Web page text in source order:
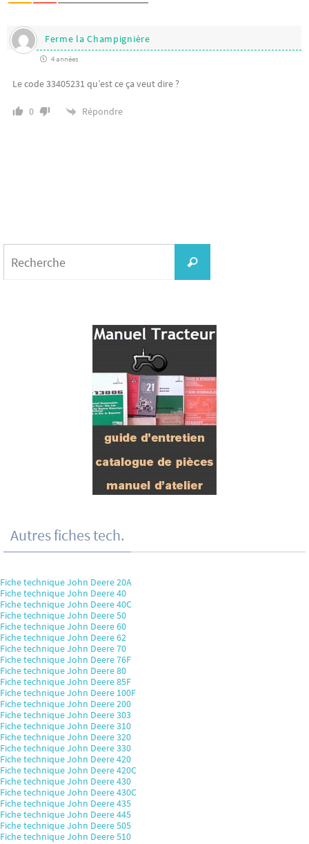
Ferme la Champignière
4 années
Le code 33405231 qu’est ce ça veut dire ?
0 Répondre
Recherche
Autres fiches tech.
Fiche technique John Deere 20A
Fiche technique John Deere 40
Fiche technique John Deere 40C
Fiche technique John Deere 50
Fiche technique John Deere 60
Fiche technique John Deere 62
Fiche technique John Deere 70
Fiche technique John Deere 76F
Fiche technique John Deere 80
Fiche technique John Deere 85F
Fiche technique John Deere 100F
Fiche technique John Deere 200
Fiche technique John Deere 303
Fiche technique John Deere 310
Fiche technique John Deere 320
Fiche technique John Deere 330
Fiche technique John Deere 420
Fiche technique John Deere 420C
Fiche technique John Deere 430
Fiche technique John Deere 430C
Fiche technique John Deere 435
Fiche technique John Deere 445
Fiche technique John Deere 505
Fiche technique John Deere 510